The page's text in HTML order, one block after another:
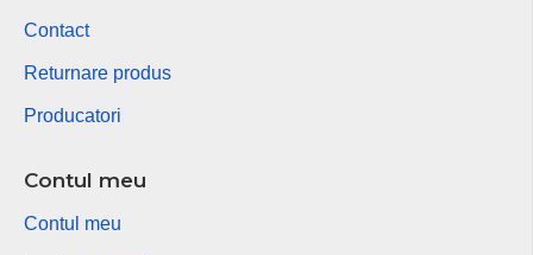
Contact
Returnare produs
Producatori
Contul meu
Contul meu